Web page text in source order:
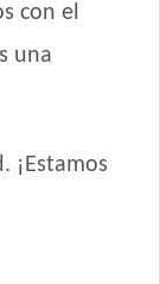
con el
una
¡Estamos